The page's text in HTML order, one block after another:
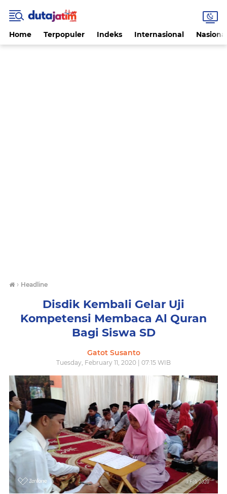
Home Terpopuler Indeks Internasional
› Headline
Disdik Kembali Gelar Uji
Kompetensi Membaca Al Quran
Bagi Siswa SD
Gatot Susanto
Tuesday, February 11, 2020 | 07:15 WIB